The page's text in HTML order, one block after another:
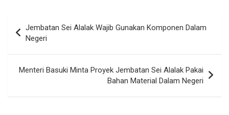
Jembatan Sei Alalak Wajib Gunakan Komponen Dalam
Negeri
Menteri Basuki Minta Proyek Jembatan Sei Alalak Pakai
Bahan Material Dalam Negeri